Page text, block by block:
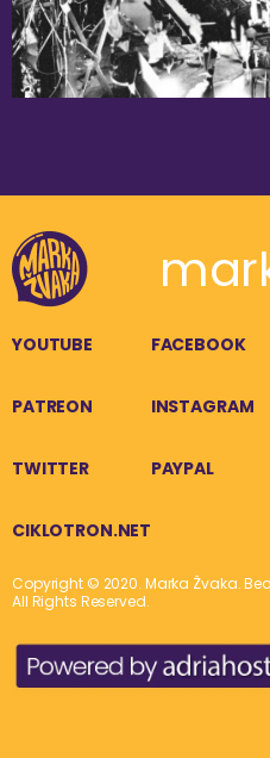
YOUTUBE FACEBOOK
PATREON INSTAGRAM
TWITTER PAYPAL
CIKLOTRON.NET
Copyright © 2020. Marka Žvaka.
All Rights Reserved.